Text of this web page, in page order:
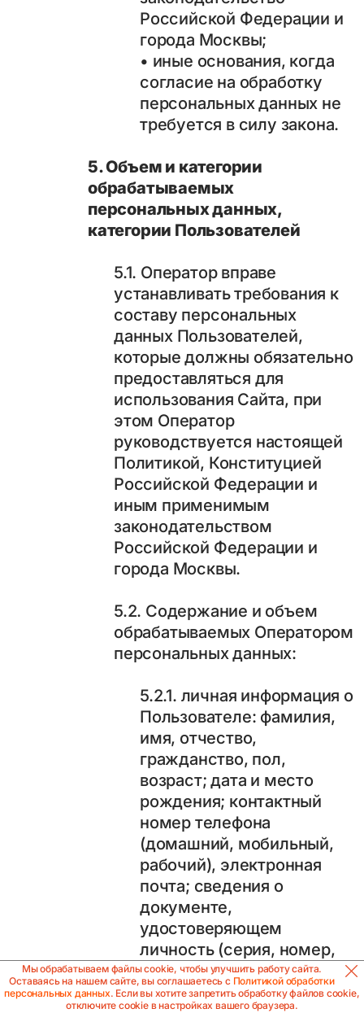
Российской Федерации и
города Москвы;
• иные основания, когда
согласие на обработку
персональных данных не
требуется в силу закона.
5. Объем и категории
обрабатываемых
персональных данных,
категории Пользователей
5.1. Оператор вправе
устанавливать требования к
составу персональных
данных Пользователей,
которые должны обязательно
предоставляться для
использования Сайта, при
этом Оператор
руководствуется настоящей
Политикой, Конституцией
Российской Федерации и
иным применимым
законодательством
Российской Федерации и
города Москвы.
5.2. Содержание и объем
обрабатываемых Оператором
персональных данных:
5.2.1. личная информация о
Пользователе: фамилия,
имя, отчество,
гражданство, пол,
возраст; дата и место
рождения; контактный
номер телефона
(домашний, мобильный,
рабочий), электронная
почта; сведения о
документе,
удостоверяющем
личность (серия, номер,
дата выдачи, код
подразделения, орган,
Мы обрабатываем файлы cookie, чтобы улучшить работу сайта.
Оставаясь на нашем сайте, вы соглашаетесь с Политикой обработки
персональных данных. Если вы хотите запретить обработку файлов cookie,
отключите cookie в настройках вашего браузера.